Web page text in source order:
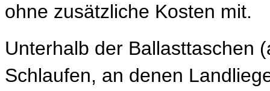
ohne zusätzliche Kosten mit.
Unterhalb der Ballasttaschen
Schlaufen, an denen